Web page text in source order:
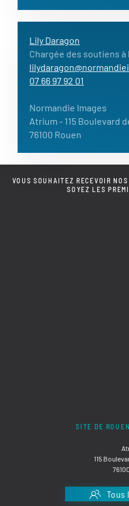
Lily Daragon
Chargée des soutiens
07 66 97 92 01
Normandie Images
Atrium - 115 Boulevard
76100 Rouen
VOUS SOUHAITEZ RECEVOIR
SOYEZ LES
SITE DE
115
Tous